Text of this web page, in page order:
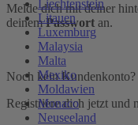
Liechtenstein
Litauen
Luxemburg
Malaysia
Malta
Mexiko
Moldawien
Monaco
Neuseeland
Melde dich mit deiner
deinemPasswort an.
Noch kein Kundenkonto?
Registriere dich jetzt und